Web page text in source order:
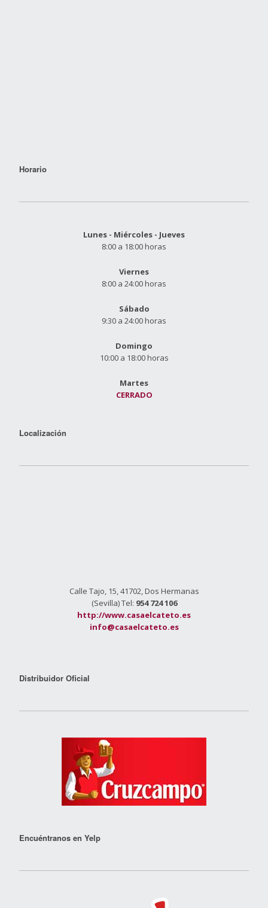
Horario
Lunes - Miércoles - Jueves
8:00 a 18:00 horas
Viernes
8:00 a 24:00 horas
Sábado
9:30 a 24:00 horas
Domingo
10:00 a 18:00 horas
Martes
CERRADO
Localización
Calle Tajo, 15, 41702, Dos Hermanas
(Sevilla) Tel: 954 724 106
http://www.casaelcateto.es
info@casaelcateto.es
Distribuidor Oficial
Encuéntranos en Yelp